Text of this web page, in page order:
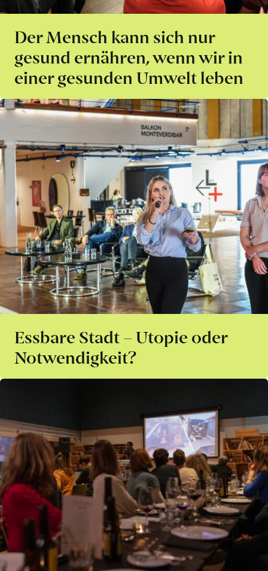
Der Mensch kann sich nur
gesund ernähren, wenn wir in
einer gesunden Umwelt leben
Essbare Stadt – Utopie oder
Notwendigkeit?